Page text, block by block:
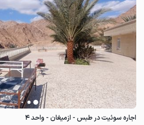
اجاره سوئیت در طبس - ازمیغان - واحد ۴